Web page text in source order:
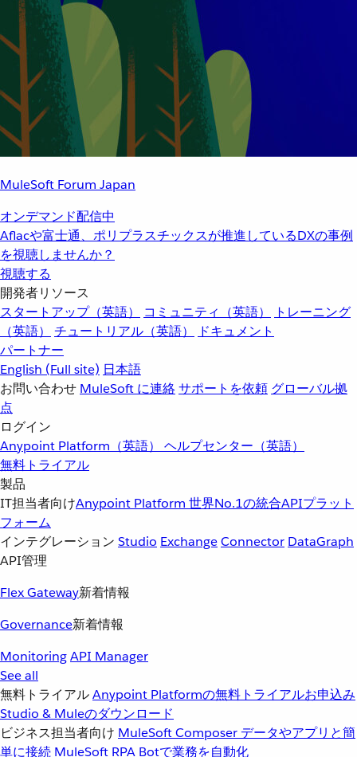
MuleSoft Forum Japan
オンデマンド配信中
Aflacや富士通、ポリプラスチックスが推進しているDXの事例
を視聴しませんか？
視聴する
開発者リソース
スタートアップ（英語）
コミュニティ（英語）
トレーニング
（英語）
チュートリアル（英語）
ドキュメント
パートナー
English (Full site) 日本語
お問い合わせ MuleSoft に連絡サポートを依頼 グローバル拠
点
ログイン
Anypoint Platform（英語） ヘルプセンター（英語）
無料トライアル
製品
IT担当者向けAnypoint Platform 世界No.1の統合APIプラット
フォーム
インテグレーション Studio ExchangeConnector DataGraph
API管理
Flex Gateway新着情報
Governance新着情報
MonitoringAPI Manager
See all
無料トライアルAnypoint Platformの無料トライアルお申込み
Studio & Muleのダウンロード
ビジネス担当者向け MuleSoft Composer データやアプリと簡
単に接続 MuleSoft RPA Botで業務を自動化